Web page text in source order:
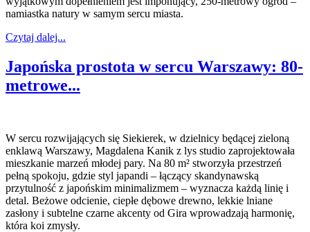
namiastka natury w samym sercu miasta.
Czytaj dalej...
Japońska prostota w sercu Warszawy: 80-
metrowe...
W sercu rozwijających się Siekierek, w dzielnicy będącej zieloną
enklawą Warszawy, Magdalena Kanik z lys studio zaprojektowała
mieszkanie marzeń młodej pary. Na 80 m² stworzyła przestrzeń
pełną spokoju, gdzie styl japandi – łączący skandynawską
przytulność z japońskim minimalizmem – wyznacza każdą linię i
detal. Beżowe odcienie, ciepłe dębowe drewno, lekkie lniane
zasłony i subtelne czarne akcenty od Gira wprowadzają harmonię,
która koi zmysły.